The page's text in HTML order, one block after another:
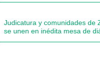
Judicatura y comunidades de
se unen en inédita mesa de